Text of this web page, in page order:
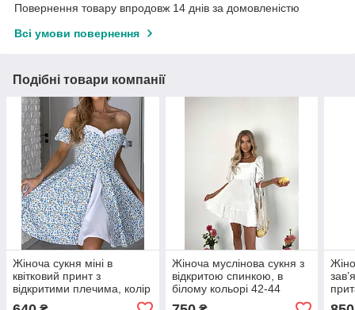
Повернення товару впродовж 14 днів за домовленістю
Всі умови повернення
Подібні товари компанії
Жіноча сукня міні в
квітковий принт з
відкритими плечима, колір
Жіноча муслінова сукня з
відкритою спинкою, в
білому кольорі 42-44